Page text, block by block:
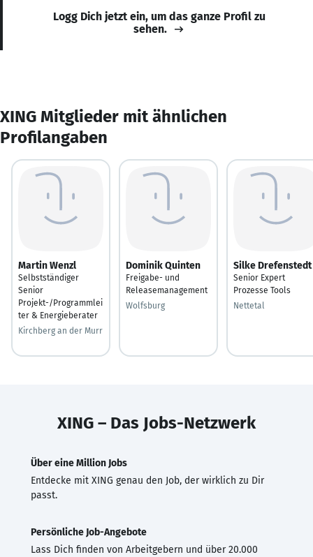
Logg Dich jetzt ein, um das ganze Profil zu
sehen.
XING Mitglieder mit ähnlichen
Profilangaben
Martin Wenzl
Selbstständiger
Senior
Projekt-/Programmlei
ter & Energieberater
Kirchberg an der Murr
Dominik Quinten
Freigabe- und
Releasemanagement
Wolfsburg
Silke Drefenstedt
Senior Expert
Prozesse Tools
Nettetal
XING – Das Jobs-Netzwerk
Über eine Million Jobs
Entdecke mit XING genau den Job, der wirklich zu Dir
passt.
Persönliche Job-Angebote
Lass Dich finden von Arbeitgebern und über 20.000